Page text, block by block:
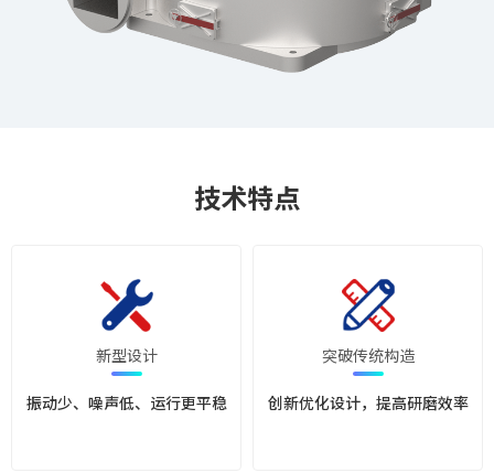
技术特点
新型设计
振动少、噪声低、运行更平稳
突破传统构造
创新优化设计，提高研磨效率